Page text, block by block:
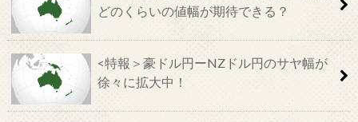
どのくらいの値幅が期待できる？
<特報＞豪ドル円ーNZドル円のサヤ幅が
徐々に拡大中！